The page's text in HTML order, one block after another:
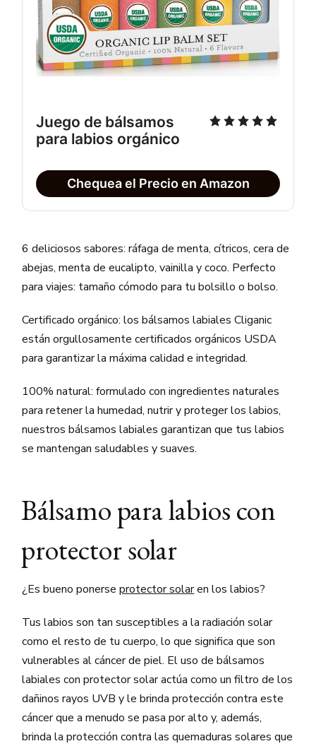
Juego de bálsamos
para labios orgánico
Chequea el Precio en Amazon
6 deliciosos sabores: ráfaga de menta, cítricos, cera de
abejas, menta de eucalipto, vainilla y coco. Perfecto
para viajes: tamaño cómodo para tu bolsillo o bolso.
Certificado orgánico: los bálsamos labiales Cliganic
están orgullosamente certificados orgánicos USDA
para garantizar la máxima calidad e integridad.
100% natural: formulado con ingredientes naturales
para retener la humedad, nutrir y proteger los labios,
nuestros bálsamos labiales garantizan que tus labios
se mantengan saludables y suaves.
Bálsamo para labios con
protector solar
¿Es bueno ponerseprotector solaren los labios?
Tus labios son tan susceptibles a la radiación solar
como el resto de tu cuerpo, lo que significa que son
vulnerables al cáncer de piel. El uso de bálsamos
labiales con protector solar actúa como un filtro de los
dañinos rayos UVB y le brinda protección contra este
cáncer que a menudo se pasa por alto y, además,
brinda la protección contra las quemaduras solares que